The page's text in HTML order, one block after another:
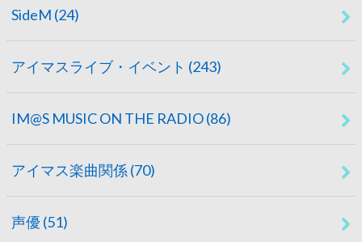
SideM (24)
アイマスライブ・イベント (243)
IM@S MUSIC ON THE RADIO(86)
アイマス楽曲関係 (70)
声優 (51)